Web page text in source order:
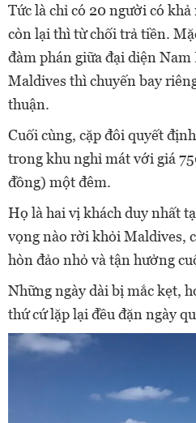
Tức là chỉ có 20 người có
còn lại thì từ chối trả tiền.
đàm phán giữa đại diện Nam
Maldives thì chuyến bay
thuận.
Cuối cùng, cặp đôi quyết
trong khu nghỉ mát với giá
đồng) một đêm.
Họ là hai vị khách duy nhất
vọng nào rời khỏi Maldives,
hòn đảo nhỏ và tận hưởng
Những ngày dài bị mắc kẹt,
thứ cứ lặp lại đều đặn ngày